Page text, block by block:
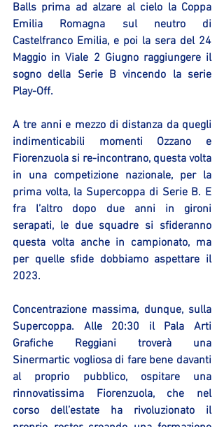
Balls prima ad alzare al cielo la Coppa
Emilia Romagna sul neutro di
Castelfranco Emilia, e poi la sera del 24
Maggio in Viale 2 Giugno raggiungere il
sogno della Serie B vincendo la serie
Play-Off.
A tre anni e mezzo di distanza da quegli
indimenticabili momenti Ozzano e
Fiorenzuola si re-incontrano, questa volta
in una competizione nazionale, per la
prima volta, la Supercoppa di Serie B. E
fra l’altro dopo due anni in gironi
serapati, le due squadre si sfideranno
questa volta anche in campionato, ma
per quelle sfide dobbiamo aspettare il
2023.
Concentrazione massima, dunque, sulla
Supercoppa. Alle 20:30 il Pala Arti
Grafiche Reggiani troverà una
Sinermartic vogliosa di fare bene davanti
al proprio pubblico, ospitare una
rinnovatissima Fiorenzuola, che nel
corso dell’estate ha rivoluzionato il